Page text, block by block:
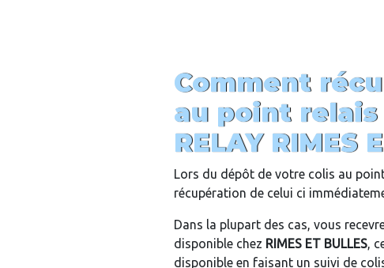
Comment
au point relais
RELAY RIMES
Lors du dépôt de votre colis au
récupération de celui ci
Dans la plupart des cas, vous
disponible chez RIMES ET BULLES,
disponible en faisant un suivi de